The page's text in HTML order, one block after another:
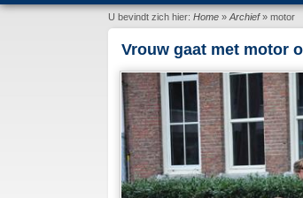
U bevindt zich hier: Home » Archief» motor
Vrouw gaat met motor